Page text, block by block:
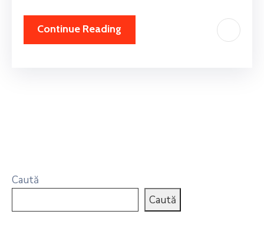
Continue Reading
Caută
Caută